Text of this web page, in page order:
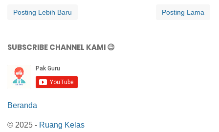
Posting Lebih Baru Posting Lama
SUBSCRIBE CHANNEL KAMI 😉
Beranda
© 2025 - Ruang Kelas